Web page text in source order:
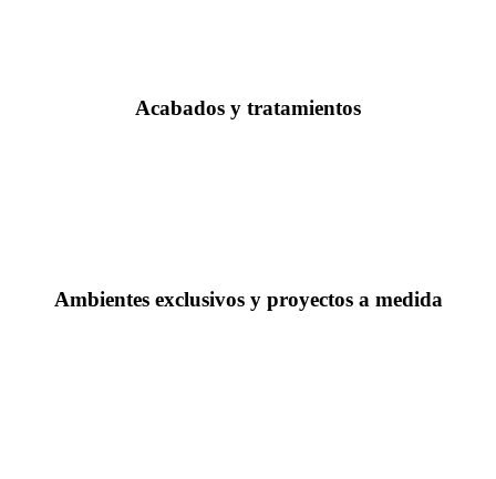
Acabados y tratamientos
Ambientes exclusivos y proyectos a medida